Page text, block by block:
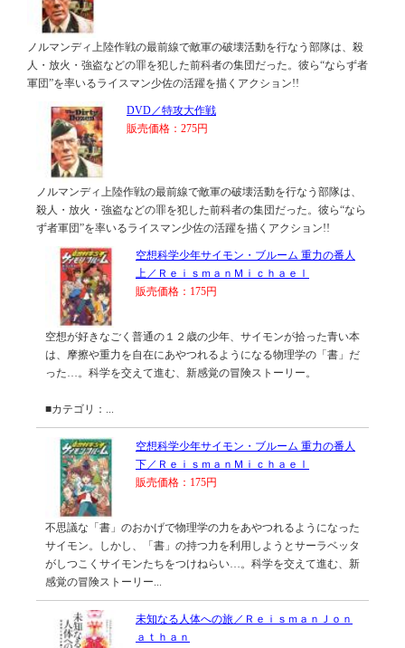
ノルマンディ上陸作戦の最前線で敵軍の破壊活動を行なう部隊は、殺
人・放火・強盗などの罪を犯した前科者の集団だった。彼ら“ならず者
軍団”を率いるライスマン少佐の活躍を描くアクション!!
DVD／特攻大作戦
販売価格：275円
ノルマンディ上陸作戦の最前線で敵軍の破壊活動を行なう部隊は、
殺人・放火・強盗などの罪を犯した前科者の集団だった。彼ら“なら
ず者軍団”を率いるライスマン少佐の活躍を描くアクション!!
空想科学少年サイモン・ブルーム 重力の番人
上／ＲｅｉｓｍａｎＭｉｃｈａｅｌ
販売価格：175円
空想が好きなごく普通の１２歳の少年、サイモンが拾った青い本
は、摩擦や重力を自在にあやつれるようになる物理学の「書」だ
った…。科学を交えて進む、新感覚の冒険ストーリー。
■カテゴリ：...
空想科学少年サイモン・ブルーム 重力の番人
下／ＲｅｉｓｍａｎＭｉｃｈａｅｌ
販売価格：175円
不思議な「書」のおかげで物理学の力をあやつれるようになった
サイモン。しかし、「書」の持つ力を利用しようとサーラベッタ
がしつこくサイモンたちをつけねらい…。科学を交えて進む、新
感覚の冒険ストーリー...
未知なる人体への旅／ＲｅｉｓｍａｎＪｏｎ
ａｔｈａｎ